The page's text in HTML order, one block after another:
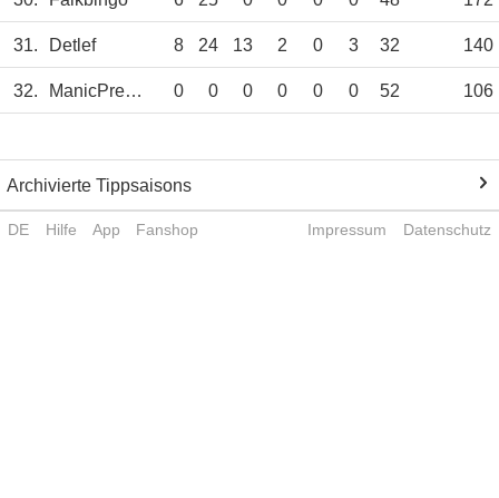
31. Detlef 8 24 13 2 0 3 32 140
32. ManicPreacher 0 0 0 0 0 0 52 106
Archivierte Tippsaisons
DE Hilfe App Fanshop Impressum Datenschutz